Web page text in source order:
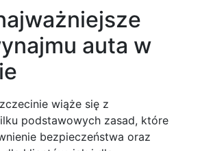
auta w
wiąże się z
podstawowych zasad, które
bezpieczeństwa oraz